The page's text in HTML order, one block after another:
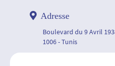
Adresse
Boulevard du 9 Avril
1006 - Tunis